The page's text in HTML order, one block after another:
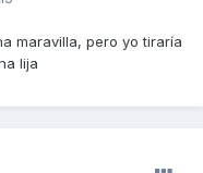
maravilla, pero yo tiraría
lija